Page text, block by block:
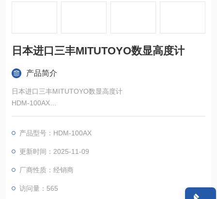
日本进口三丰MITUTOYO数显高度计
产品简介
日本进口三丰MITUTOYO数显高度计
HDM-100AX
测量范围（毫米）：300
产品型号：HDM-100AX
更新时间：2025-11-09
厂商性质：经销商
访问量：565